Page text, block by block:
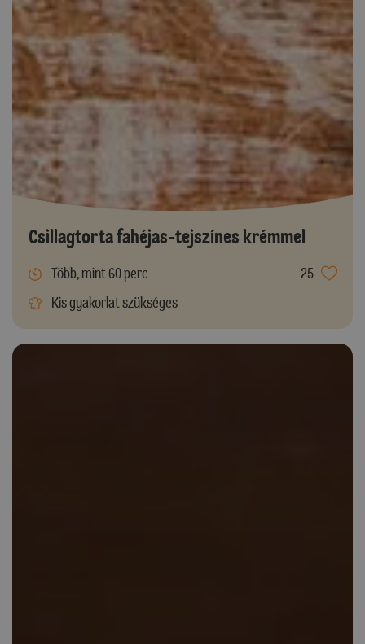
Csillagtorta fahéjas-tejszínes krémmel
Több, mint 60 perc
25
Kis gyakorlat szükséges